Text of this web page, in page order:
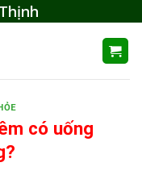
có uống